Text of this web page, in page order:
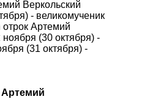
Веркольский
- великомученик
Артемий
(30 октября) -
(31 октября) -